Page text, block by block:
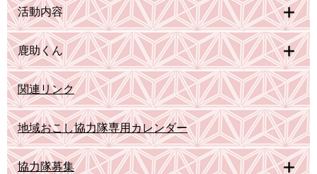
活動内容
鹿助くん
関連リンク
地域おこし協力隊専用カレンダー
協力隊募集